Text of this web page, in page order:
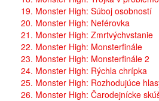
19. Monster High: Súboj osobností
20. Monster High: Neférovka
21. Monster High: Zmrtvýchvstanie
22. Monster High: Monsterfinále
23. Monster High: Monsterfinále 2
24. Monster High: Rýchla chrípka
25. Monster High: Rozhodujúce
26. Monster High: Čarodejnícke